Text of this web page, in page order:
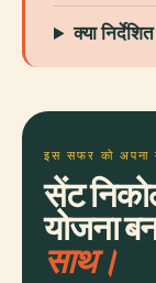
क्या
इस सफर को अपना
सेंट
योजना
साथ।